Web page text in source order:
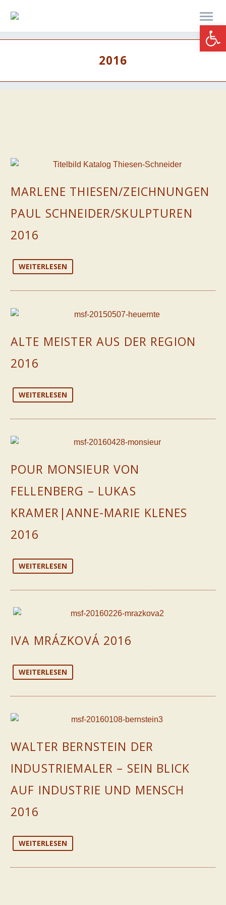
2016
MARLENE THIESEN/ZEICHNUNGEN
PAUL SCHNEIDER/SKULPTUREN
2016
WEITERLESEN
ALTE MEISTER AUS DER REGION
2016
WEITERLESEN
POUR MONSIEUR VON
FELLENBERG – LUKAS
KRAMER|ANNE-MARIE KLENES
2016
WEITERLESEN
IVA MRÁZKOVÁ 2016
WEITERLESEN
WALTER BERNSTEIN DER
INDUSTRIEMALER – SEIN BLICK
AUF INDUSTRIE UND MENSCH
2016
WEITERLESEN